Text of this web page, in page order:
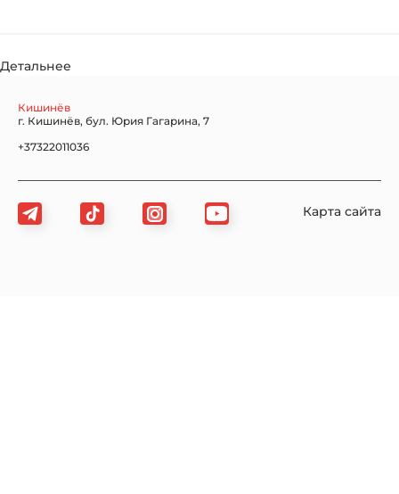
Детальнее
Кишинёв
г. Кишинёв, бул. Юрия Гагарина, 7
+37322011036
Карта сайта